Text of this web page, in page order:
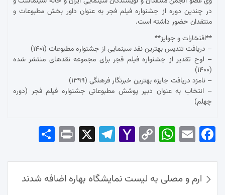
در چندین دوره از جشنواره فیلم فجر به عنوان داور بخش مطبوعات و
منتقدان حضور داشته است.
**افتخارات و جوایز**
– دریافت تندیس بهترین نقد سینمایی از جشنواره مطبوعات (۱۴۰۱)
– لوح تقدیر از جشنواره فیلم فجر برای مجموعه نقدهای منتشر شده
(۱۴۰۰)
– نامزد دریافت جایزه بهترین خبرنگار فرهنگی (۱۳۹۹)
– انتخاب به عنوان دبیر پوشش مطبوعاتی جشنواره فیلم فجر (دوره
چهلم)
Fac
ok
Em
Wh
Ap
p
Co
Lin
k
Yah
Mai
l
Tel
am
Pri
راهبری
نوشته‌ها
ارم و مصلی به لیست نمایشگاه بهاره اضافه شدند